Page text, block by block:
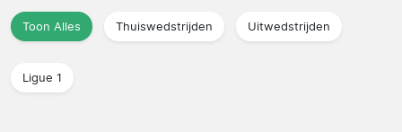
Toon Alles Thuiswedstrijden Uitwedstrijden
Ligue 1